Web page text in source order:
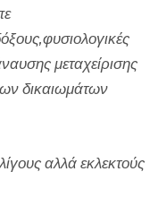
μεταχείρισης
δικαιωμάτων
αλλά εκλεκτούς